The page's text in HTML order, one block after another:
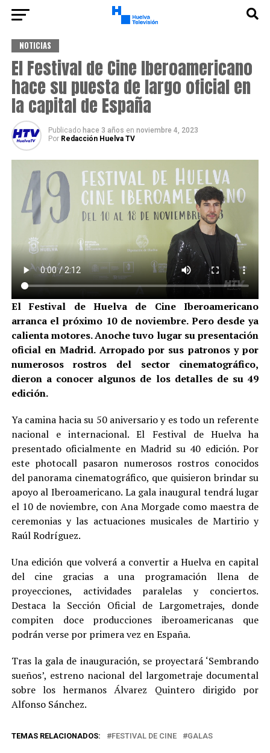
NOTICIAS
El Festival de Cine Iberoamericano
hace su puesta de largo oficial en
la capital de España
Publicado hace 3 años en noviembre 4, 2023
Por Redacción Huelva TV
El Festival de Huelva de Cine Iberoamericano
arranca el próximo 10 de noviembre. Pero desde ya
calienta motores. Anoche tuvo lugar su presentación
oficial en Madrid. Arropado por sus patronos y por
numerosos rostros del sector cinematográfico,
dieron a conocer algunos de los detalles de su 49
edición.
Ya camina hacia su 50 aniversario y es todo un referente
nacional e internacional. El Festival de Huelva ha
presentado oficialmente en Madrid su 40 edición. Por
este photocall pasaron numerosos rostros conocidos
del panorama cinematográfico, que quisieron brindar su
apoyo al Iberoamericano. La gala inaugural tendrá lugar
el 10 de noviembre, con Ana Morgade como maestra de
ceremonias y las actuaciones musicales de Martirio y
Raúl Rodríguez.
Una edición que volverá a convertir a Huelva en capital
del cine gracias a una programación llena de
proyecciones, actividades paralelas y conciertos.
Destaca la Sección Oficial de Largometrajes, donde
compiten doce producciones iberoamericanas que
podrán verse por primera vez en España.
Tras la gala de inauguración, se proyectará ‘Sembrando
sueños’, estreno nacional del largometraje documental
sobre los hermanos Álvarez Quintero dirigido por
Alfonso Sánchez.
TEMAS RELACIONADOS: FESTIVAL DE CINE GALAS